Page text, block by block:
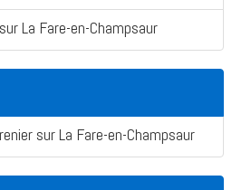
La Fare-en-Champsaur
sur La Fare-en-Champsaur